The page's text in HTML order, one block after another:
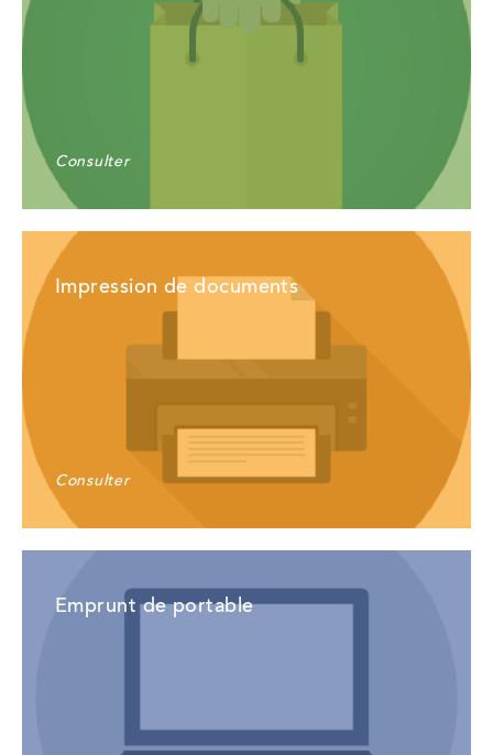
Consulter
Impression de documents
Consulter
Emprunt de portable